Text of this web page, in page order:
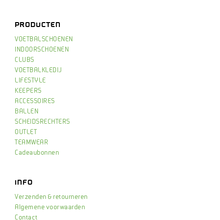
PRODUCTEN
VOETBALSCHOENEN
INDOORSCHOENEN
CLUBS
VOETBALKLEDIJ
LIFESTYLE
KEEPERS
ACCESSOIRES
BALLEN
SCHEIDSRECHTERS
OUTLET
TEAMWEAR
Cadeaubonnen
INFO
Verzenden & retourneren
Algemene voorwaarden
Contact